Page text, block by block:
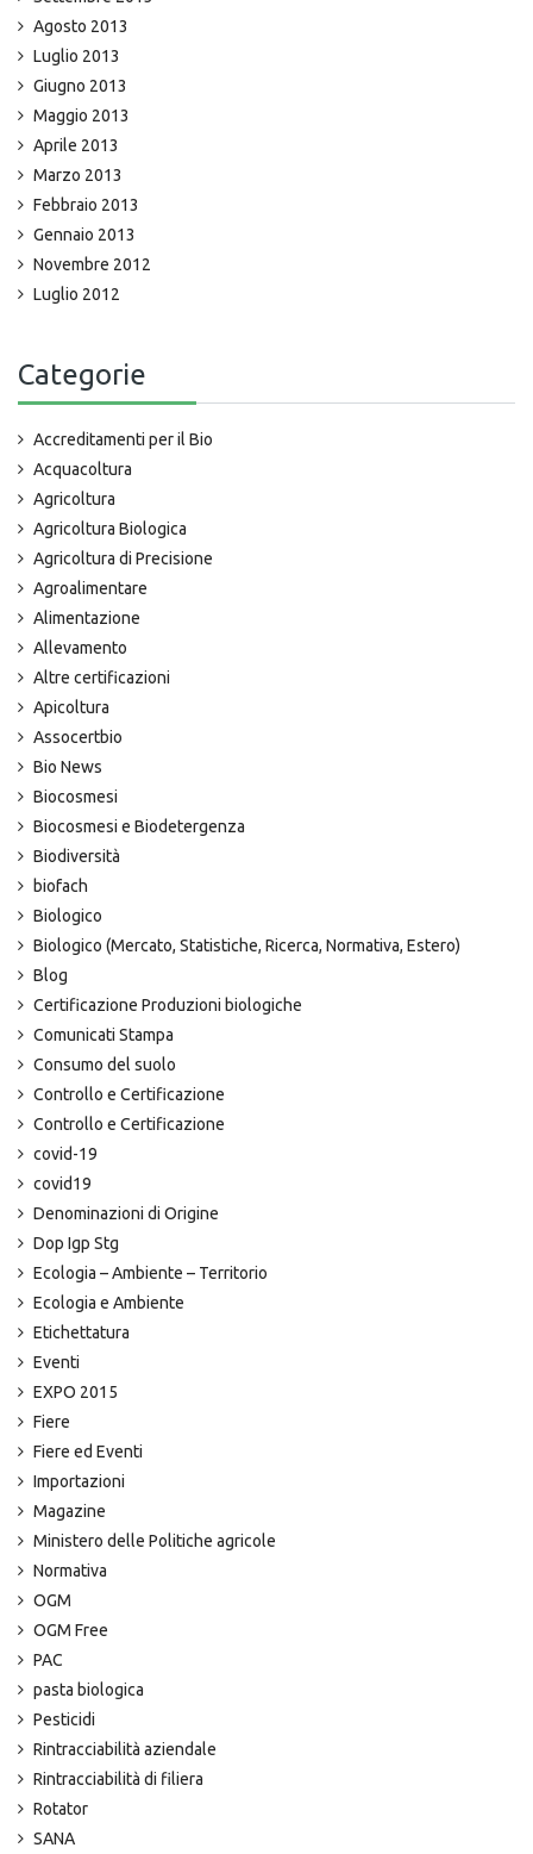
Agosto 2013
Luglio 2013
Giugno 2013
Maggio 2013
Aprile 2013
Marzo 2013
Febbraio 2013
Gennaio 2013
Novembre 2012
Luglio 2012
Categorie
Accreditamenti per il Bio
Acquacoltura
Agricoltura
Agricoltura Biologica
Agricoltura di Precisione
Agroalimentare
Alimentazione
Allevamento
Altre certificazioni
Apicoltura
Assocertbio
Bio News
Biocosmesi
Biocosmesi e Biodetergenza
Biodiversità
biofach
Biologico
Biologico (Mercato, Statistiche, Ricerca, Normativa, Estero)
Blog
Certificazione Produzioni biologiche
Comunicati Stampa
Consumo del suolo
Controllo e Certificazione
Controllo e Certificazione
covid-19
covid19
Denominazioni di Origine
Dop Igp Stg
Ecologia – Ambiente – Territorio
Ecologia e Ambiente
Etichettatura
Eventi
EXPO 2015
Fiere
Fiere ed Eventi
Importazioni
Magazine
Ministero delle Politiche agricole
Normativa
OGM
OGM Free
PAC
pasta biologica
Pesticidi
Rintracciabilità aziendale
Rintracciabilità di filiera
Rotator
SANA